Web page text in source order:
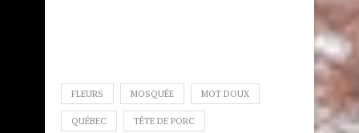
FLEURS MOSQUÉE MOT DOUX
QUÉBEC TÊTE DE PORC